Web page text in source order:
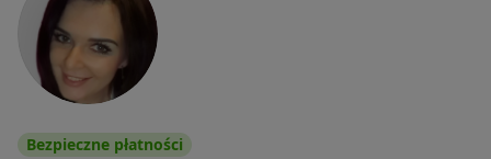
Bezpieczne płatności